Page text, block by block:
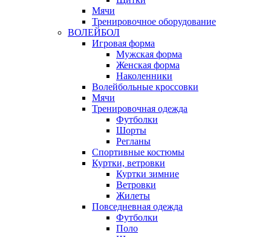
Мячи
Тренировочное оборудование
ВОЛЕЙБОЛ
Игровая форма
Мужская форма
Женская форма
Наколенники
Волейбольные кроссовки
Мячи
Тренировочная одежда
Футболки
Шорты
Регланы
Спортивные костюмы
Куртки, ветровки
Куртки зимние
Ветровки
Жилеты
Повседневная одежда
Футболки
Поло